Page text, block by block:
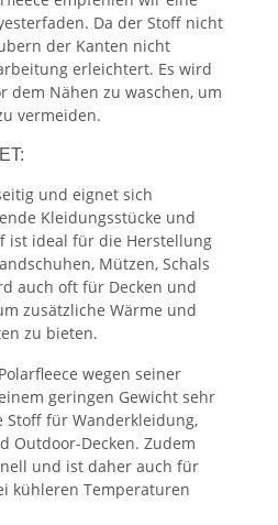
Da der Stoff nicht
der Kanten nicht
erleichtert. Es wird
dem Nähen zu waschen, um
vermeiden.
und eignet sich
Kleidungsstücke und
ist ideal für die Herstellung
Mützen, Schals
auch oft für Decken und
zusätzliche Wärme und
zu bieten.
wegen seiner
geringen Gewicht sehr
Stoff für Wanderkleidung,
Outdoor-Decken. Zudem
und ist daher auch für
kühleren Temperaturen